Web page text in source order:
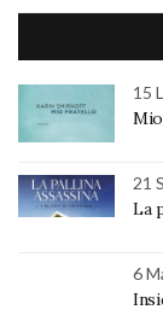
15
21
La
6